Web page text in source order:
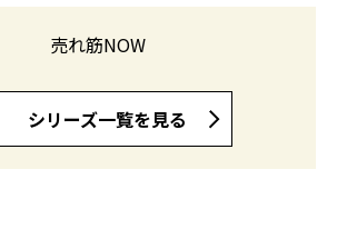
売れ筋NOW
シリーズ一覧を見る